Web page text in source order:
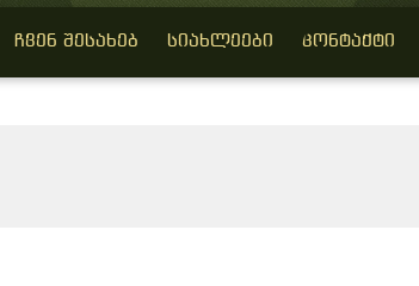
ᲩᲕᲔᲜ ᲨᲔᲡᲐᲮᲔᲑ ᲡᲘᲐᲮᲚᲔᲔᲑᲘ ᲙᲝᲜᲢᲐᲥᲢᲘ